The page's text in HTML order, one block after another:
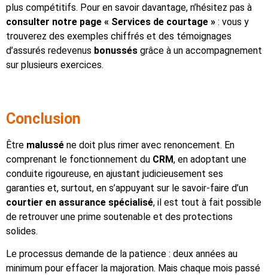
plus compétitifs. Pour en savoir davantage, n’hésitez pas à
consulter notre page « Services de courtage » : vous y
trouverez des exemples chiffrés et des témoignages
d’assurés redevenus bonussés grâce à un accompagnement
sur plusieurs exercices.
Conclusion
Être malussé ne doit plus rimer avec renoncement. En
comprenant le fonctionnement du CRM, en adoptant une
conduite rigoureuse, en ajustant judicieusement ses
garanties et, surtout, en s’appuyant sur le savoir-faire d’un
courtier en assurance spécialisé, il est tout à fait possible
de retrouver une prime soutenable et des protections
solides.
Le processus demande de la patience : deux années au
minimum pour effacer la majoration. Mais chaque mois passé